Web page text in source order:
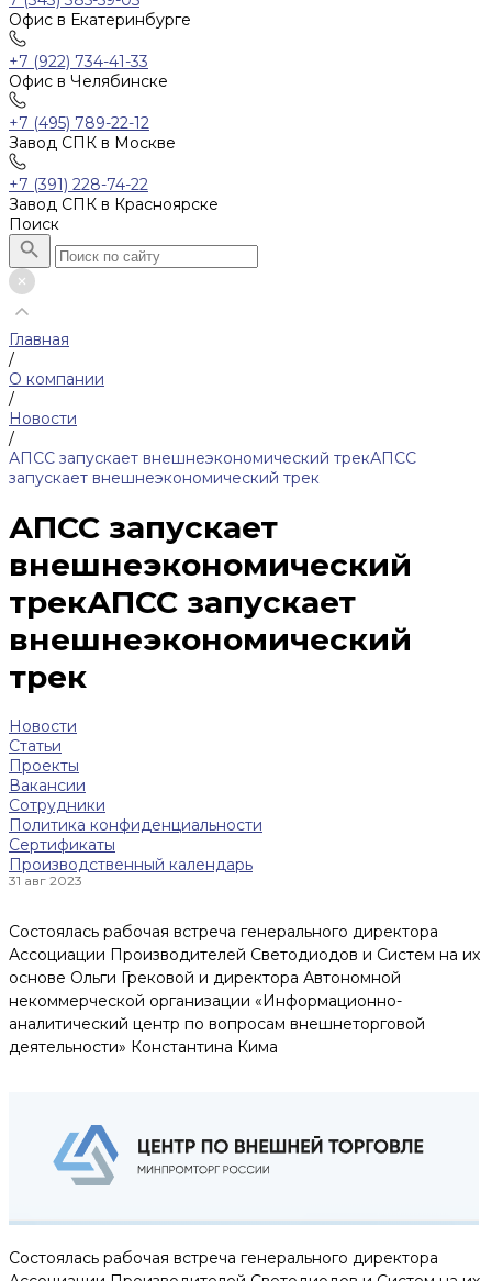
Офис в Екатеринбурге
+7 (922) 734-41-33
Офис в Челябинске
+7 (495) 789-22-12
Завод СПК в Москве
+7 (391) 228-74-22
Завод СПК в Красноярске
Поиск
Главная
/
О компании
/
Новости
/
АПСС запускает внешнеэкономический трекАПСС
запускает внешнеэкономический трек
АПСС запускает
внешнеэкономический
трекАПСС запускает
внешнеэкономический
трек
Новости
Статьи
Проекты
Вакансии
Сотрудники
Политика конфиденциальности
Сертификаты
Производственный календарь
31 авг 2023
Состоялась рабочая встреча генерального директора
Ассоциации Производителей Светодиодов и Систем на их
основе Ольги Грековой и директора Автономной
некоммерческой организации «Информационно-
аналитический центр по вопросам внешнеторговой
деятельности» Константина Кима
Состоялась рабочая встреча генерального директора